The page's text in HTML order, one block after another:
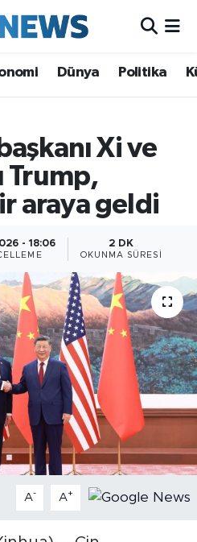
Dünya Politika
Xi ve
Trump,
araya geldi
- 18:06 2 DK
OKUNMA SÜRESI
A- A+